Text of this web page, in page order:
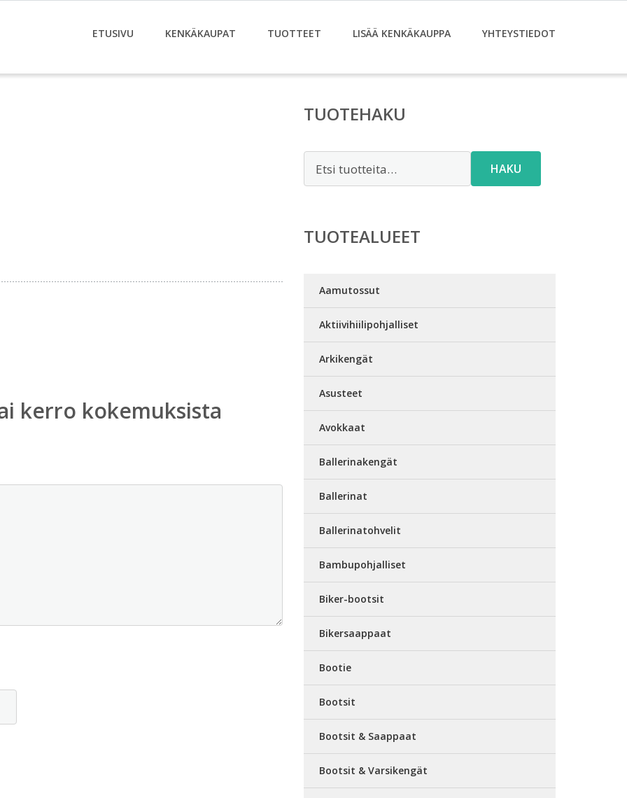
ETUSIVU KENKÄKAUPAT TUOTTEET LISÄÄ KENKÄKAUPPA YHTEYSTIEDOT
kerro kokemuksista
TUOTEHAKU
HAKU
TUOTEALUEET
Aamutossut
Aktiivihiilipohjalliset
Arkikengät
Asusteet
Avokkaat
Ballerinakengät
Ballerinat
Ballerinatohvelit
Bambupohjalliset
Biker-bootsit
Bikersaappaat
Bootie
Bootsit
Bootsit & Saappaat
Bootsit & Varsikengät